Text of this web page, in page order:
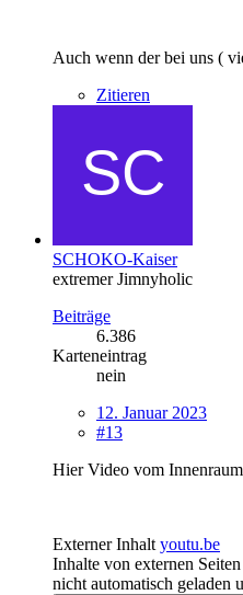
Auch wenn der bei uns (
Zitieren
SCHOKO-Kaiser
extremer Jimnyholic
Beiträge
6.386
Karteneintrag
nein
12. Januar 2023
#13
Hier Video vom Innenraum
Externer Inhalt youtu.be
Inhalte von externen
nicht automatisch geladen